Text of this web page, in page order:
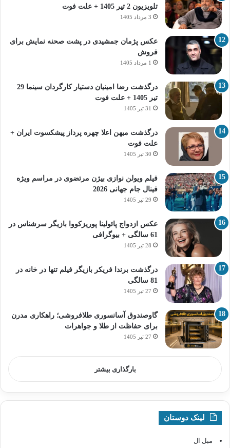
تلویزیون 2 تیر 1405 + علت فوت
3 مرداد 1405
عکس پژمان جمشیدی در پشت صحنه نمایش برای
فروش
1 مرداد 1405
درگذشت رضا امینیان دستیار کارگردان سینما 29
تیر 1405 + علت فوت
31 تیر 1405
درگذشت میهن اعلا چهره پرداز پیشکسوت ایران +
علت فوت
30 تیر 1405
فیلم ویولن نوازی بیژن مرتضوی در مراسم ویژه
فینال جام جهانی 2026
29 تیر 1405
عکس ازدواج پائولینا پوریزکووا بازیگر سرشناس در
61 سالگی + بیوگرافی
28 تیر 1405
درگذشت برندا فریکر بازیگر فیلم تنها در خانه در
81 سالگی
27 تیر 1405
گاوصندوق آسانسوری طلافروشی؛ راهکاری مدرن
برای حفاظت از طلا و جواهرات
27 تیر 1405
بارگذاری بیشتر
لینک دوستان
مبل ال